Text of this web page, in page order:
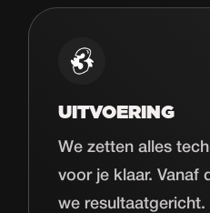
UITVOERING
We zetten alles
voor je klaar. Vanaf
we resultaatgericht.